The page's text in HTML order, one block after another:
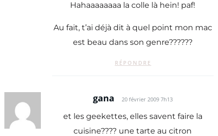
Hahaaaaaaaa la colle là hein! paf!
Au fait, t’ai déjà dit à quel point mon mac
est beau dans son genre??????
RÉPONDRE
gana 20 février 2009 7h13
et les geekettes, elles savent faire la
cuisine???? une tarte au citron